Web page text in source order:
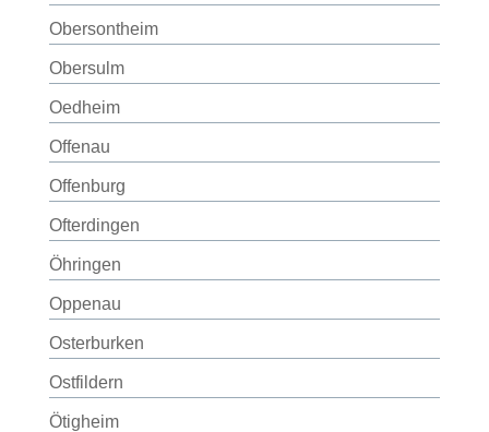
Obersontheim
Obersulm
Oedheim
Offenau
Offenburg
Ofterdingen
Öhringen
Oppenau
Osterburken
Ostfildern
Ötigheim